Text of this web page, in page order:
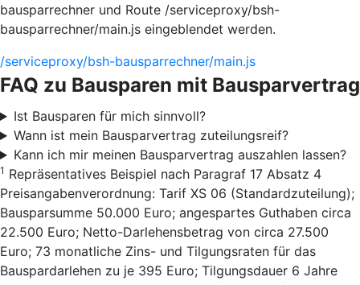
bausparrechner und Route /serviceproxy/bsh-
bausparrechner/main.js eingeblendet werden.
/serviceproxy/bsh-bausparrechner/main.js
FAQ zu Bausparen mit Bausparvertrag
Ist Bausparen für mich sinnvoll?
Wann ist mein Bausparvertrag zuteilungsreif?
Kann ich mir meinen Bausparvertrag auszahlen lassen?
1 Repräsentatives Beispiel nach Paragraf 17 Absatz 4
Preisangabenverordnung: Tarif XS 06 (Standardzuteilung);
Bausparsumme 50.000 Euro; angespartes Guthaben circa
22.500 Euro; Netto-Darlehensbetrag von circa 27.500
Euro; 73 monatliche Zins- und Tilgungsraten für das
Bauspardarlehen zu je 395 Euro; Tilgungsdauer 6 Jahre